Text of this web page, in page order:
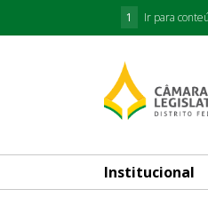
1 Ir para
Institucional